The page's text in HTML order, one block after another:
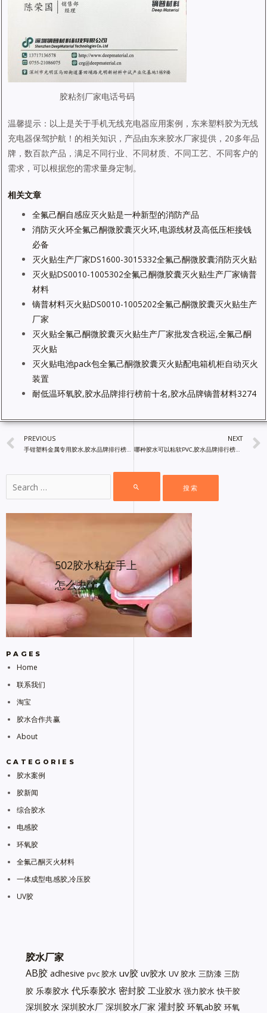
胶粘剂厂家电话号码
温馨提示：以上是关于手机无线充电器应用案例，东来塑料胶为无线
充电器保驾护航！的相关知识，产品由东来胶水厂家提供，20多年品
牌，数百款产品，满足不同行业、不同材质、不同工艺、不同客户的
需求，可以根据您的需求量身定制。
相关文章
全氟己酮自感应灭火贴是一种新型的消防产品
消防灭火环全氟己酮微胶囊灭火环,电源线材及高低压柜接钱
必备
灭火贴生产厂家DS1600-3015332全氟己酮微胶囊消防灭火贴
灭火贴DS0010-1005302全氟己酮微胶囊灭火贴生产厂家镝普
材料
镝普材料灭火贴DS0010-1005202全氟己酮微胶囊灭火贴生产
厂家
灭火贴全氟己酮微胶囊灭火贴生产厂家批发含税运,全氟己酮
灭火贴
灭火贴电池pack包全氟己酮微胶囊灭火贴配电箱机柜自动灭火
装置
耐低温环氧胶,胶水品牌排行榜前十名,胶水品牌镝普材料3274
PREVIOUS
手钳塑料金属专用胶水,胶水品牌排行榜前十名,镝普材料
NEXT
哪种胶水可以粘软PVC,胶水品牌排行榜前十名,镝普材料
502胶水粘在手上
怎么去除
PAGES
Home
联系我们
淘宝
胶水合作共赢
About
CATEGORIES
胶水案例
胶新闻
综合胶水
电感胶
环氧胶
全氟己酮灭火材料
一体成型电感胶,冷压胶
UV胶
胶水厂家
AB胶 adhesive pvc 胶水 uv胶 uv胶水 UV 胶水 三防漆 三防
胶 乐泰胶水 代乐泰胶水 密封胶 工业胶水 强力胶水 快干胶
深圳胶水 深圳胶水厂 深圳胶水厂家 灌封胶 环氧ab胶 环氧